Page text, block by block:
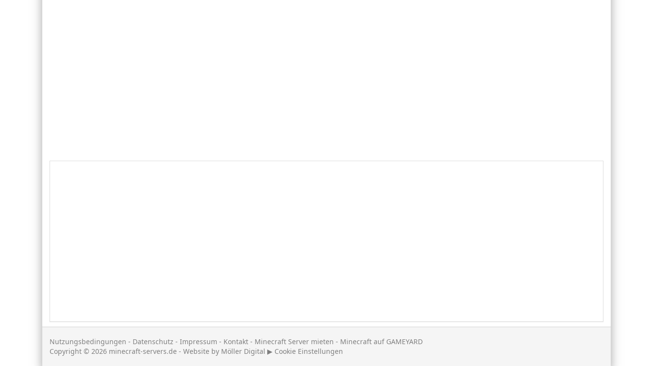
Nutzungsbedingungen - Datenschutz - Impressum - Kontakt - Minecraft Server mieten - Minecraft auf GAMEYARD
Copyright © 2026 minecraft-servers.de - Website by Möller Digital ▶ Cookie Einstellungen